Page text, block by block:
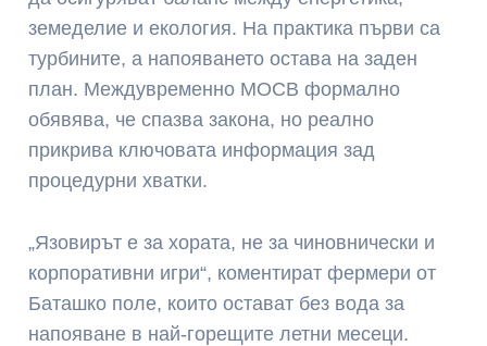
земеделие и екология. На практика първи са
турбините, а напояването остава на заден
план. Междувременно МОСВ формално
обявява, че спазва закона, но реално
прикрива ключовата информация зад
процедурни хватки.
„Язовирът е за хората, не за чиновнически и
корпоративни игри“, коментират фермери от
Баташко поле, които остават без вода за
напояване в най-горещите летни месеци.